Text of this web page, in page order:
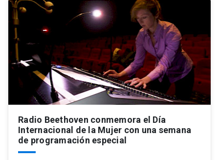
Radio Beethoven conmemora el Día
Internacional de la Mujer con una semana
de programación especial